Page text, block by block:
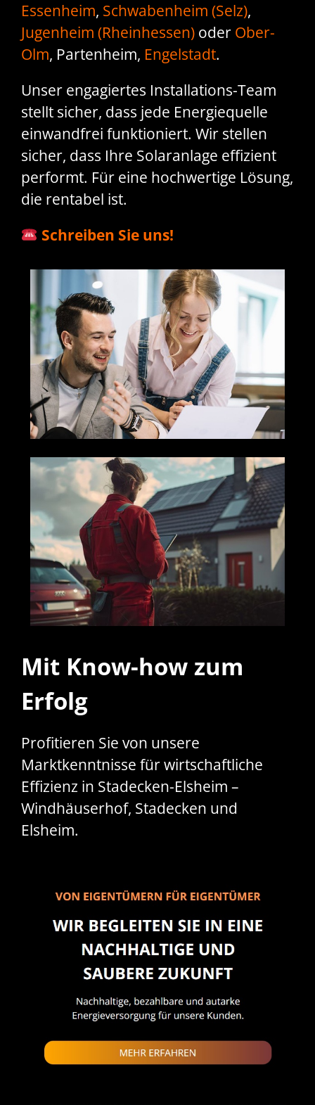
Essenheim, Schwabenheim (Selz),
Jugenheim (Rheinhessen) oder Ober-
Olm, Partenheim, Engelstadt.
Unser engagiertes Installations-Team
stellt sicher, dass jede Energiequelle
einwandfrei funktioniert. Wir stellen
sicher, dass Ihre Solaranlage effizient
performt. Für eine hochwertige Lösung,
die rentabel ist.
Schreiben Sie uns!
Mit Know-how zum
Erfolg
Profitieren Sie von unsere
Marktkenntnisse für wirtschaftliche
Effizienz in Stadecken-Elsheim –
Windhäuserhof, Stadecken und
Elsheim.